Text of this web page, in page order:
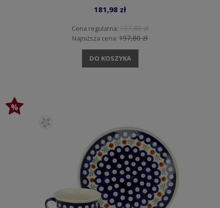
181,98 zł
Cena regularna: 197,80 zł
Najniższa cena: 197,80 zł
DO KOSZYKA